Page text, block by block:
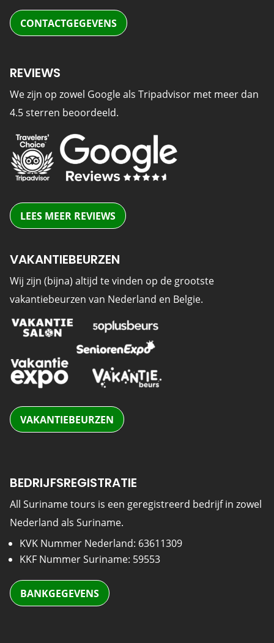
CONTACTGEGEVENS
REVIEWS
We zijn op zowel Google als Tripadvisor met meer dan
4.5 sterren beoordeeld.
LEES MEER REVIEWS
VAKANTIEBEURZEN
Wij zijn (bijna) altijd te vinden op de grootste
vakantiebeurzen van Nederland en Belgie.
VAKANTIEBEURZEN
BEDRIJFSREGISTRATIE
All Suriname tours is een geregistreerd bedrijf in zowel
Nederland als Suriname.
KVK Nummer Nederland: 63611309
KKF Nummer Suriname: 59553
BANKGEGEVENS